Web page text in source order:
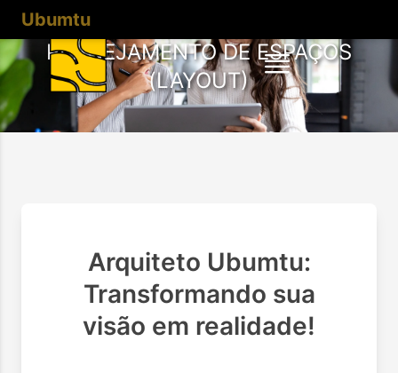
Ubumtu
PLANEJAMENTO DE ESPAÇOS
(LAYOUT)
Arquiteto Ubumtu:
Transformando sua
visão em realidade!